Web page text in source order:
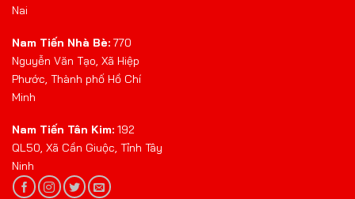
Nai
Nam Tiến Nhà Bè: 770
Nguyễn Văn Tạo, Xã Hiệp
Phước, Thành phố Hồ Chí
Minh
Nam Tiến Tân Kim: 192
QL50, Xã Cần Giuộc, Tỉnh Tây
Ninh